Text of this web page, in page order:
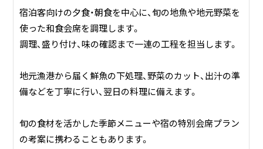
宿泊客向けの夕食・朝食を中心に、旬の地魚や地元野菜を
使った和食会席を調理します。
調理、盛り付け、味の確認まで一連の工程を担当します。
地元漁港から届く鮮魚の下処理、野菜のカット、出汁の準
備などを丁寧に行い、翌日の料理に備えます。
旬の食材を活かした季節メニューや宿の特別会席プラン
の考案に携わることもあります。